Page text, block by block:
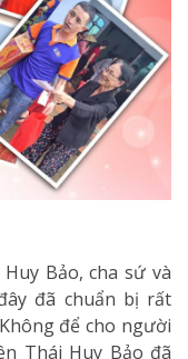
Bảo, cha sứ và
đã chuẩn bị rất
để cho người
Thái Huy Bảo đã